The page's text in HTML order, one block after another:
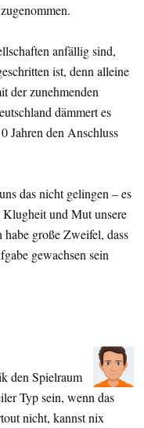
anfällig sind,
ist, denn alleine
der zunehmenden
dämmert es
Jahren den Anschluss
das nicht gelingen – es
Klugheit und Mut unsere
große Zweifel, dass
gewachsen sein
den Spielraum
Typ sein, wenn das
nicht, kannst nix